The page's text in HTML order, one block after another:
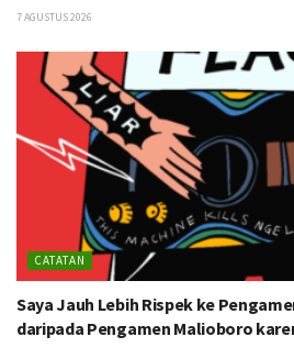
7 AGUSTUS 2026
CATATAN
Saya Jauh Lebih Rispek ke
daripada Pengamen Malioboro